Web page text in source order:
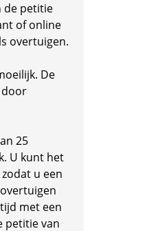
de petitie
of online
overtuigen.
De
25
U kunt het
u een
met een
petitie van